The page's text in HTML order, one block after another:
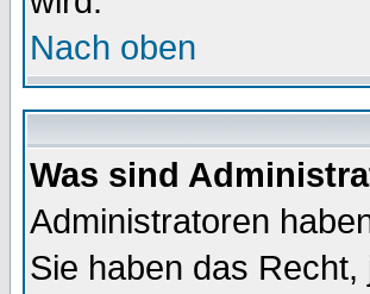
Nach oben
Was sind
Administratoren
Sie haben das